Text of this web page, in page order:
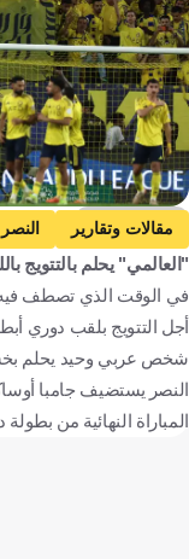
Getty Images
مقالات وتقارير
جامبا أوساكا
عصام الجبالي
كرة قدم
"العالمي" يحلم بالتتويج
في الوقت الذي تصطف فيه
شخص عربي وحيد يحلم
النصر يستضيف جامبا
المباراة النهائية من